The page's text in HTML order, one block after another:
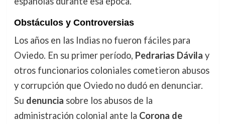
Obstáculos y Controversias
Los años en las Indias no fueron fáciles para
Oviedo. En su primer período, Pedrarias Dávila y
otros funcionarios coloniales cometieron abusos
y corrupción que Oviedo no dudó en denunciar.
Su denuncia sobre los abusos de la
administración colonial ante la Corona de